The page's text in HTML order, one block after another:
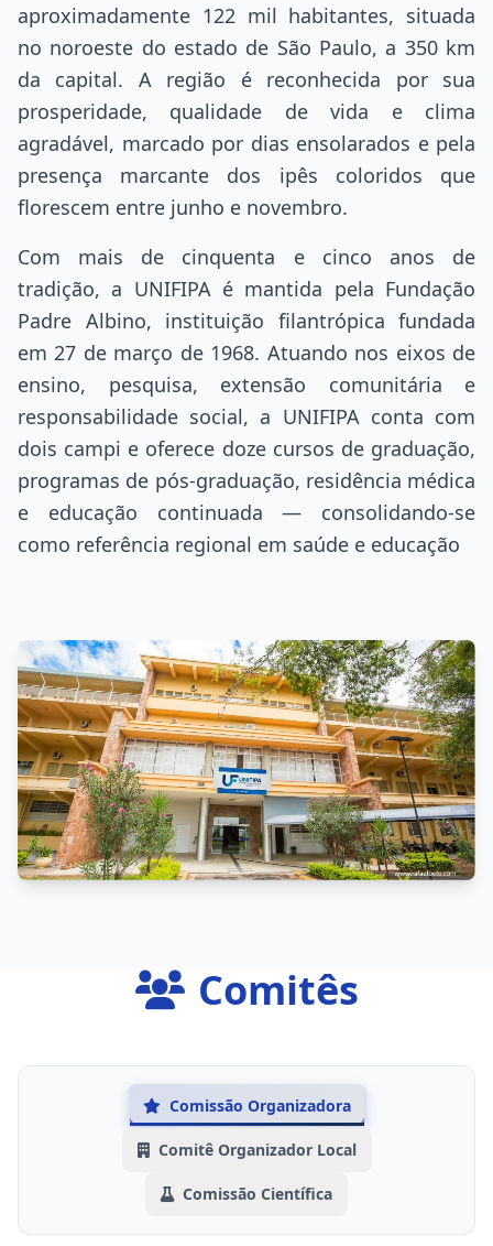
aproximadamente 122 mil habitantes, situada
no noroeste do estado de São Paulo, a 350 km
da capital. A região é reconhecida por sua
prosperidade, qualidade de vida e clima
agradável, marcado por dias ensolarados e pela
presença marcante dos ipês coloridos que
florescem entre junho e novembro.
Com mais de cinquenta e cinco anos de
tradição, a UNIFIPA é mantida pela Fundação
Padre Albino, instituição filantrópica fundada
em 27 de março de 1968. Atuando nos eixos de
ensino, pesquisa, extensão comunitária e
responsabilidade social, a UNIFIPA conta com
dois campi e oferece doze cursos de graduação,
programas de pós-graduação, residência médica
e educação continuada — consolidando-se
como referência regional em saúde e educação
Comitês
Comissão Organizadora
Comitê Organizador Local
Comissão Científica